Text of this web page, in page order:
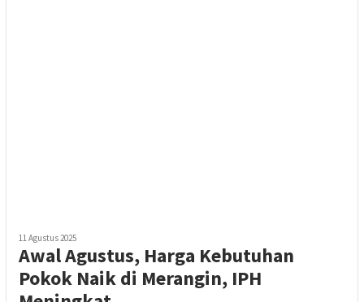
11 Agustus 2025
Awal Agustus, Harga Kebutuhan
Pokok Naik di Merangin, IPH